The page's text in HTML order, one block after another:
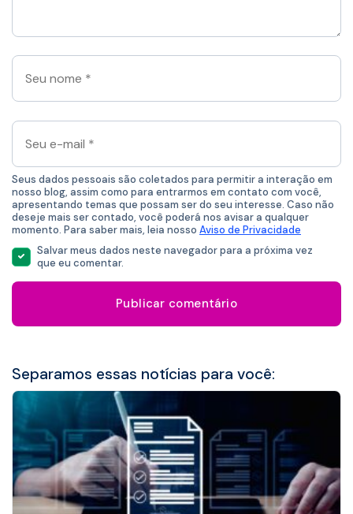
Seu
nome
*
Seu
e-
mail
*
Seus dados pessoais são coletados para permitir a interação em
nosso blog, assim como para entrarmos em contato com você,
apresentando temas que possam ser do seu interesse. Caso não
deseje mais ser contado, você poderá nos avisar a qualquer
momento. Para saber mais, leia nosso Aviso de Privacidade
Salvar meus dados neste navegador para a próxima vez
que eu comentar.
Separamos essas notícias para você: